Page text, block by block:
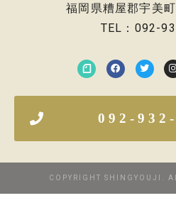
福岡県糟屋郡宇美
TEL：092-
092-
COPYRIGHT SHINGYOUJI.